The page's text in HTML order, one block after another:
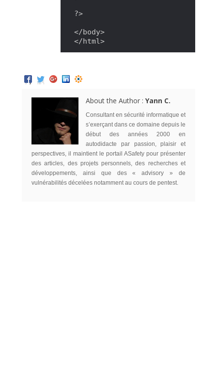
?>
</body>
</html>
About the Author : Yann C.
Consultant en sécurité informatique et
s’exerçant dans ce domaine depuis le
début des années 2000 en
autodidacte par passion, plaisir et
perspectives, il maintient le portail ASafety pour présenter
des articles, des projets personnels, des recherches et
développements, ainsi que des « advisory » de
vulnérabilités décelées notamment au cours de pentest.